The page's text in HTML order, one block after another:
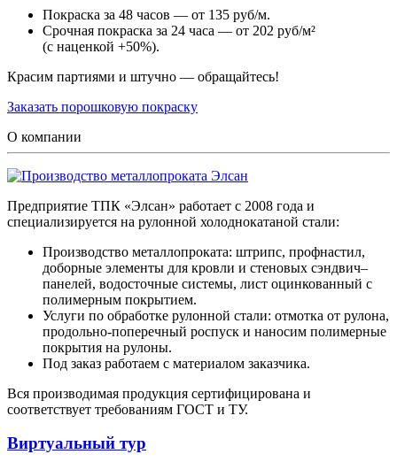
Покраска за 48 часов — от 135 руб/м.
Срочная покраска за 24 часа — от 202 руб/м²
(с наценкой +50%).
Красим партиями и штучно — обращайтесь!
Заказать порошковую покраску
О компании
Предприятие ТПК «Элсан» работает с 2008 года и
специализируется на рулонной холоднокатаной стали:
Производство металлопроката: штрипс, профнастил,
доборные элементы для кровли и стеновых сэндвич–
панелей, водосточные системы, лист оцинкованный с
полимерным покрытием.
Услуги по обработке рулонной стали: отмотка от рулона,
продольно-поперечный роспуск и наносим полимерные
покрытия на рулоны.
Под заказ работаем с материалом заказчика.
Вся производимая продукция сертифицирована и
соответствует требованиям ГОСТ и ТУ.
Виртуальный тур